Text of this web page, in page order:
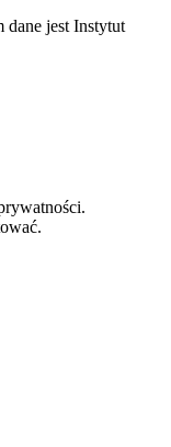
dane jest Instytut